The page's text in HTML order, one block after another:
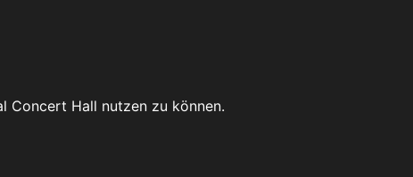
Concert Hall nutzen zu können.